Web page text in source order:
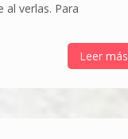
al verlas. Para
Leer más